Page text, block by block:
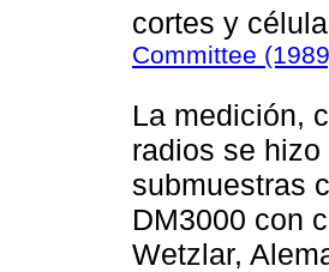
cortes y
Committee
La medición,
radios se
submuestras
DM3000 con
Wetzlar,